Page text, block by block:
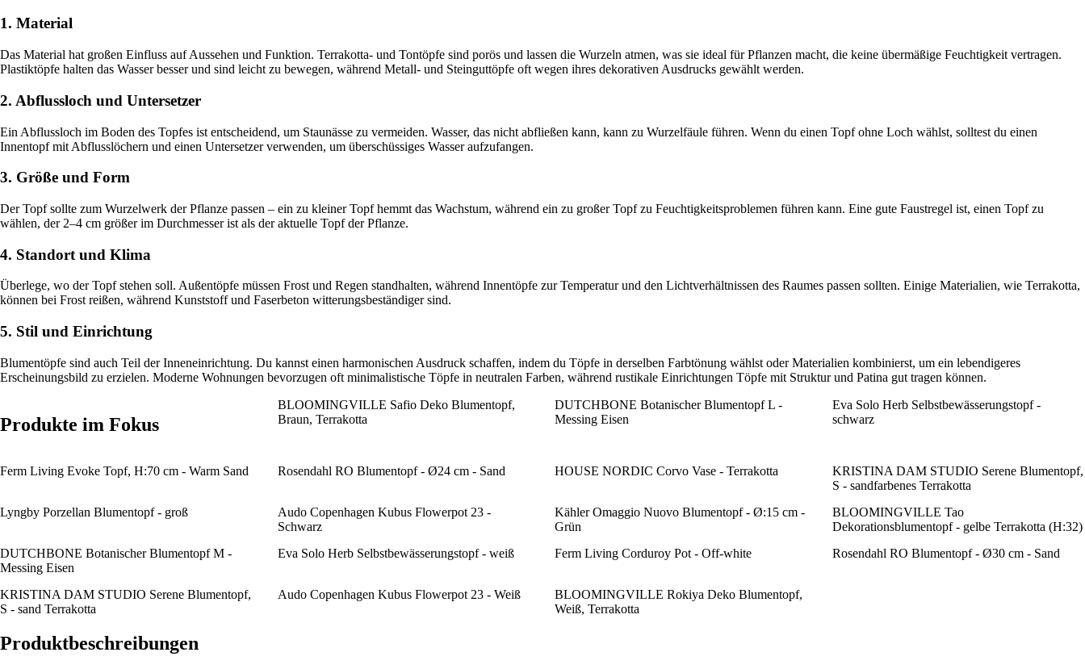
1. Material
Das Material hat großen Einfluss auf Aussehen und Funktion. Terrakotta- und Tontöpfe sind porös und lassen die Wurzeln atmen, was sie ideal für Pflanzen macht, die keine übermäßige Feuchtigkeit vertragen.
Plastiktöpfe halten das Wasser besser und sind leicht zu bewegen, während Metall- und Steinguttöpfe oft wegen ihres dekorativen Ausdrucks gewählt werden.
2. Abflussloch und Untersetzer
Ein Abflussloch im Boden des Topfes ist entscheidend, um Staunässe zu vermeiden. Wasser, das nicht abfließen kann, kann zu Wurzelfäule führen. Wenn du einen Topf ohne Loch wählst, solltest du einen
Innentopf mit Abflusslöchern und einen Untersetzer verwenden, um überschüssiges Wasser aufzufangen.
3. Größe und Form
Der Topf sollte zum Wurzelwerk der Pflanze passen – ein zu kleiner Topf hemmt das Wachstum, während ein zu großer Topf zu Feuchtigkeitsproblemen führen kann. Eine gute Faustregel ist, einen Topf zu
wählen, der 2–4 cm größer im Durchmesser ist als der aktuelle Topf der Pflanze.
4. Standort und Klima
Überlege, wo der Topf stehen soll. Außentöpfe müssen Frost und Regen standhalten, während Innentöpfe zur Temperatur und den Lichtverhältnissen des Raumes passen sollten. Einige Materialien, wie Terrakotta,
können bei Frost reißen, während Kunststoff und Faserbeton witterungsbeständiger sind.
5. Stil und Einrichtung
Blumentöpfe sind auch Teil der Inneneinrichtung. Du kannst einen harmonischen Ausdruck schaffen, indem du Töpfe in derselben Farbtönung wählst oder Materialien kombinierst, um ein lebendigeres
Erscheinungsbild zu erzielen. Moderne Wohnungen bevorzugen oft minimalistische Töpfe in neutralen Farben, während rustikale Einrichtungen Töpfe mit Struktur und Patina gut tragen können.
Produkte im Fokus
BLOOMINGVILLE Safio Deko Blumentopf,
Braun, Terrakotta
DUTCHBONE Botanischer Blumentopf L -
Messing Eisen
Eva Solo Herb Selbstbewässerungstopf -
schwarz
Ferm Living Evoke Topf, H:70 cm - Warm Sand Rosendahl RO Blumentopf - Ø24 cm - Sand HOUSE NORDIC Corvo Vase - Terrakotta
KRISTINA DAM STUDIO Serene Blumentopf,
S - sandfarbenes Terrakotta
Lyngby Porzellan Blumentopf - groß
Audo Copenhagen Kubus Flowerpot 23 -
Schwarz
Kähler Omaggio Nuovo Blumentopf - Ø:15 cm -
Grün
BLOOMINGVILLE Tao
Dekorationsblumentopf - gelbe Terrakotta (H:32)
DUTCHBONE Botanischer Blumentopf M -
Messing Eisen
Eva Solo Herb Selbstbewässerungstopf - weiß Ferm Living Corduroy Pot - Off-white Rosendahl RO Blumentopf - Ø30 cm - Sand
KRISTINA DAM STUDIO Serene Blumentopf,
S - sand Terrakotta
Audo Copenhagen Kubus Flowerpot 23 - Weiß
BLOOMINGVILLE Rokiya Deko Blumentopf,
Weiß, Terrakotta
Produktbeschreibungen